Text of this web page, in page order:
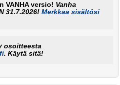
VANHA versio! Vanha
31.7.2026!Merkkaa sisältösi
osoitteesta
. Käytä sitä!